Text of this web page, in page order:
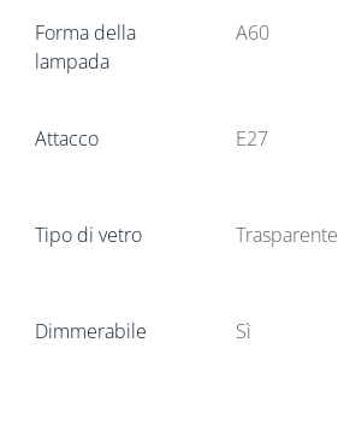
Forma della
lampada
A60
Attacco E27
Tipo di vetro Trasparente
Dimmerabile Sì